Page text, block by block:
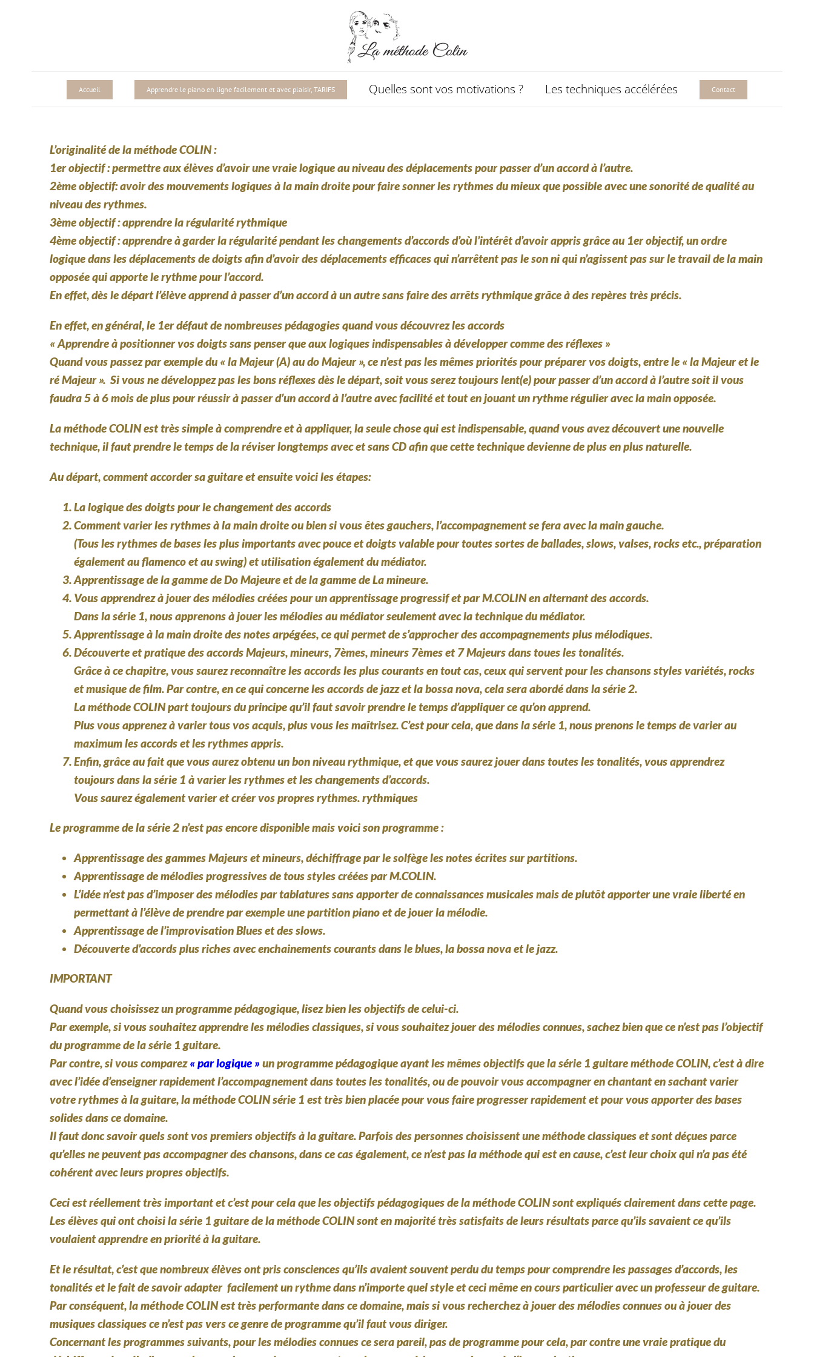
Accueil Apprendre le piano en ligne facilement et avec plaisir, TARIFS Quelles sont vos motivations ? Les techniques accélérées Contact
L’originalité de la méthode COLIN:
1er objectif : permettre aux élèves d’avoir une vraie logique au niveau des déplacements pour passer d’un accord à l’autre.
2ème objectif: avoir des mouvements logiques à la main droite pour faire sonner les rythmes du mieux que possible avec une sonorité de qualité au
niveau des rythmes.
3ème objectif : apprendre la régularité rythmique
4ème objectif : apprendre à garder la régularité pendant les changements d’accords d’où l’intérêt d’avoir appris grâce au 1er objectif, un ordre
logique dans les déplacements de doigts afin d’avoir des déplacements efficaces qui n’arrêtent pas le son ni qui n’agissent pas sur le travail de la main
opposée qui apporte le rythme pour l’accord.
En effet, dès le départ l’élève apprend à passer d’un accord à un autre sans faire des arrêts rythmique grâce à des repères très précis.
En effet, en général, le 1er défaut de nombreuses pédagogies quand vous découvrez les accords
« Apprendre à positionner vos doigts sans penser que aux logiques indispensables à développer comme des réflexes »
Quand vous passez par exemple du « la Majeur (A) au do Majeur », ce n’est pas les mêmes priorités pour préparer vos doigts, entre le « la Majeur et le
ré Majeur ». Si vous ne développez pas les bons réflexes dès le départ, soit vous serez toujours lent(e) pour passer d’un accord à l’autre soit il vous
faudra 5 à 6 mois de plus pour réussir à passer d’un accord à l’autre avec facilité et tout en jouant un rythme régulier avec la main opposée.
La méthode COLIN est très simple à comprendre et à appliquer, la seule chose qui est indispensable, quand vous avez découvert une nouvelle
technique, il faut prendre le temps de la réviser longtemps avec et sans CD afin que cette technique devienne de plus en plus naturelle.
Au départ, comment accorder sa guitare et ensuite voici les étapes:
La logique des doigts pour le changement des accords
Comment varier les rythmes à la main droite ou bien si vous êtes gauchers, l’accompagnement se fera avec lamain gauche.
(Tous les rythmes de bases les plus importants avec pouce et doigts valable pour toutes sortes de ballades, slows, valses, rocks etc., préparation
également au flamenco et au swing) et utilisation également du médiator.
Apprentissage de la gamme de Do Majeure et de la gamme de La mineure.
Vous apprendrez à jouer des mélodies créées pour un apprentissage progressif et par M.COLIN en alternant des accords.
Dans la série 1, nous apprenons à jouer les mélodies au médiator seulement avec la technique du médiator.
Apprentissage à la main droite des notes arpégées, ce qui permet de s’approcher des accompagnements plus mélodiques.
Découverte et pratique des accords Majeurs, mineurs, 7èmes, mineurs 7èmes et 7 Majeurs dans toues les tonalités.
Grâce à ce chapitre, vous saurez reconnaître les accords les plus courants en tout cas, ceux qui servent pour les chansons styles variétés, rocks
et musique de film. Par contre, en ce qui concerne les accords de jazz et la bossa nova, cela sera abordé dans la série 2.
La méthode COLIN part toujours du principe qu’il faut savoir prendre le temps d’appliquer ce qu’on apprend.
Plus vous apprenez à varier tous vos acquis, plus vous les maîtrisez. C’est pour cela, que dans la série 1, nous prenons le temps de varier au
maximum les accords et les rythmes appris.
Enfin, grâce au fait que vous aurez obtenu un bon niveau rythmique, et que vous saurez jouer dans toutes les tonalités, vous apprendrez
toujours dans la série 1 à varier les rythmes et les changements d’accords.
Vous saurez également varier et créer vos propres rythmes. rythmiques
Le programme de la série 2 n’est pas encore disponible mais voici son programme :
Apprentissage des gammes Majeurs et mineurs, déchiffrage par le solfège les notes écrites sur partitions.
Apprentissage de mélodies progressives de tous styles créées par M.COLIN.
L’idée n’est pas d’imposer des mélodies par tablatures sans apporter de connaissances musicales mais de plutôt apporter une vraie liberté en
permettant à l’élève de prendre par exemple une partition piano et de jouer la mélodie.
Apprentissage de l’improvisation Blues et des slows.
Découverte d’accords plus riches avec enchainements courants dans le blues, la bossa nova et le jazz.
IMPORTANT
Quand vous choisissez un programme pédagogique, lisez bien les objectifs de celui-ci.
Par exemple, si vous souhaitez apprendre les mélodies classiques, si vous souhaitez jouer des mélodies connues, sachez bien que ce n’est pas l’objectif
du programme de la série 1 guitare.
Par contre, si vous comparez« par logique »un programme pédagogique ayant les mêmes objectifs que la série 1 guitare méthode COLIN, c’est à dire
avec l’idée d’enseigner rapidement l’accompagnement dans toutes les tonalités, ou de pouvoir vous accompagner en chantant en sachant varier
votre rythmes à la guitare, la méthode COLIN série 1 est très bien placée pour vous faire progresser rapidement et pour vous apporter des bases
solides dans ce domaine.
Il faut donc savoir quels sont vos premiers objectifs à la guitare. Parfois des personnes choisissent une méthode classiques et sont déçues parce
qu’elles ne peuvent pas accompagner des chansons, dans ce cas également, ce n’est pas la méthode qui est en cause, c’est leur choix qui n’a pas été
cohérent avec leurs propres objectifs.
Ceci est réellement très important et c’est pour cela que les objectifs pédagogiques de la méthode COLIN sont expliqués clairement dans cette page.
Les élèves qui ont choisi la série 1 guitare de la méthode COLIN sont en majorité très satisfaits de leurs résultats parce qu’ils savaient ce qu’ils
voulaient apprendre en priorité à la guitare.
Et le résultat, c’est que nombreux élèves ont pris consciences qu’ils avaient souvent perdu du temps pour comprendre les passages d’accords, les
tonalités et le fait de savoir adapter facilement un rythme dans n’importe quel style et ceci même en cours particulier avec un professeur de guitare.
Par conséquent, la méthode COLIN est très performante dans ce domaine, mais si vous recherchez à jouer des mélodies connues ou à jouer des
musiques classiques ce n’est pas vers ce genre de programme qu’il faut vous diriger.
Concernant les programmes suivants, pour les mélodies connues ce sera pareil, pas de programme pour cela, par contre une vraie pratique du